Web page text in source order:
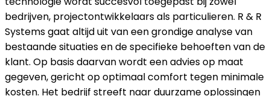
bedrijven, projectontwikkelaars als particulieren. R & R
Systems gaat altijd uit van een grondige analyse van
bestaande situaties en de specifieke behoeften van de
klant. Op basis daarvan wordt een advies op maat
gegeven, gericht op optimaal comfort tegen minimale
kosten. Het bedrijf streeft naar duurzame oplossingen